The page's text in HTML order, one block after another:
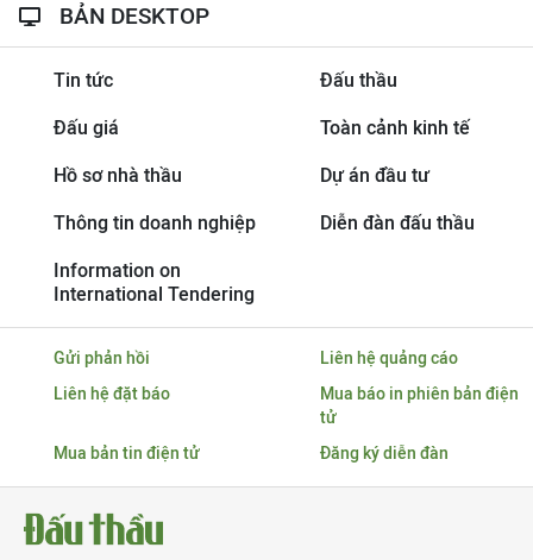
BẢN DESKTOP
Tin tức Đấu thầu
Đấu giá Toàn cảnh kinh tế
Hồ sơ nhà thầu Dự án đầu tư
Thông tin doanh nghiệp Diễn đàn đấu thầu
Information on
International Tendering
Gửi phản hồi
Liên hệ quảng cáo
Liên hệ đặt báo
Mua báo in phiên bản điện
tử
Mua bản tin điện tử
Đăng ký diễn đàn